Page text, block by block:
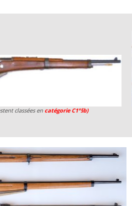
classées en catégorie C1°§b)